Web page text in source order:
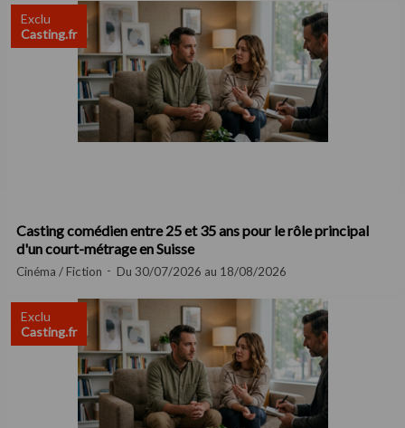
Exclu
Casting.fr
Casting comédien entre 25 et 35 ans pour le rôle principal
d'un court-métrage en Suisse
Cinéma / Fiction Du 30/07/2026 au 18/08/2026
Exclu
Casting.fr